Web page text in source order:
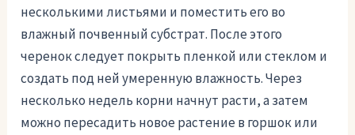
несколькими листьями и поместить его во
влажный почвенный субстрат. После этого
черенок следует покрыть пленкой или стеклом и
создать под ней умеренную влажность. Через
несколько недель корни начнут расти, а затем
можно пересадить новое растение в горшок или